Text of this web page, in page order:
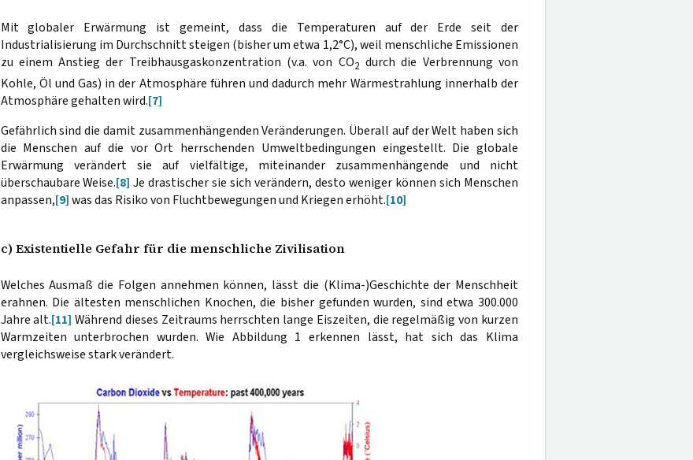
Mit globaler Erwärmung ist gemeint, dass die Temperaturen auf der Erde seit der
Industrialisierung im Durchschnitt steigen (bisher um etwa 1,2°C), weil menschliche Emissionen
zu einem Anstieg der Treibhausgaskonzentration (v.a. von CO2 durch die Verbrennung von
Kohle, Öl und Gas) in der Atmosphäre führen und dadurch mehr Wärmestrahlung innerhalb der
Atmosphäre gehalten wird.[7]
Gefährlich sind die damit zusammenhängenden Veränderungen. Überall auf der Welt haben sich
die Menschen auf die vor Ort herrschenden Umweltbedingungen eingestellt. Die globale
Erwärmung verändert sie auf vielfältige, miteinander zusammenhängende und nicht
überschaubare Weise.[8] Je drastischer sie sich verändern, desto weniger können sich Menschen
anpassen,[9]was das Risiko von Fluchtbewegungen und Kriegen erhöht.[10]
c) Existentielle Gefahr für die menschliche Zivilisation
Welches Ausmaß die Folgen annehmen können, lässt die (Klima-)Geschichte der Menschheit
erahnen. Die ältesten menschlichen Knochen, die bisher gefunden wurden, sind etwa 300.000
Jahre alt.[11] Während dieses Zeitraums herrschten lange Eiszeiten, die regelmäßig von kurzen
Warmzeiten unterbrochen wurden. Wie Abbildung 1 erkennen lässt, hat sich das Klima
vergleichsweise stark verändert.